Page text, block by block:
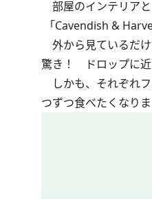
部屋のインテリアと
「Cavendish &
外から見ているだ
驚き！ ドロップに近
しかも、それぞれ
つずつ食べたくなりま